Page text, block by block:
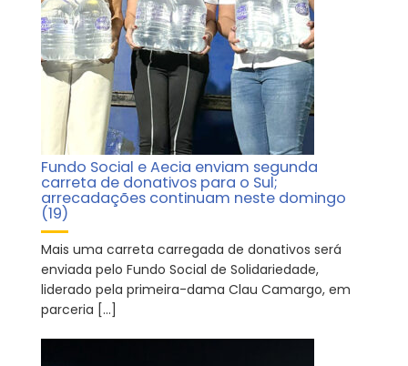
Fundo Social e Aecia enviam segunda
carreta de donativos para o Sul;
arrecadações continuam neste domingo
(19)
Mais uma carreta carregada de donativos será
enviada pelo Fundo Social de Solidariedade,
liderado pela primeira-dama Clau Camargo, em
parceria […]